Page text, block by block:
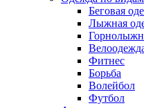
Беговая
Лыжная
Фитнес
Борьба
Волейбол
Футбол